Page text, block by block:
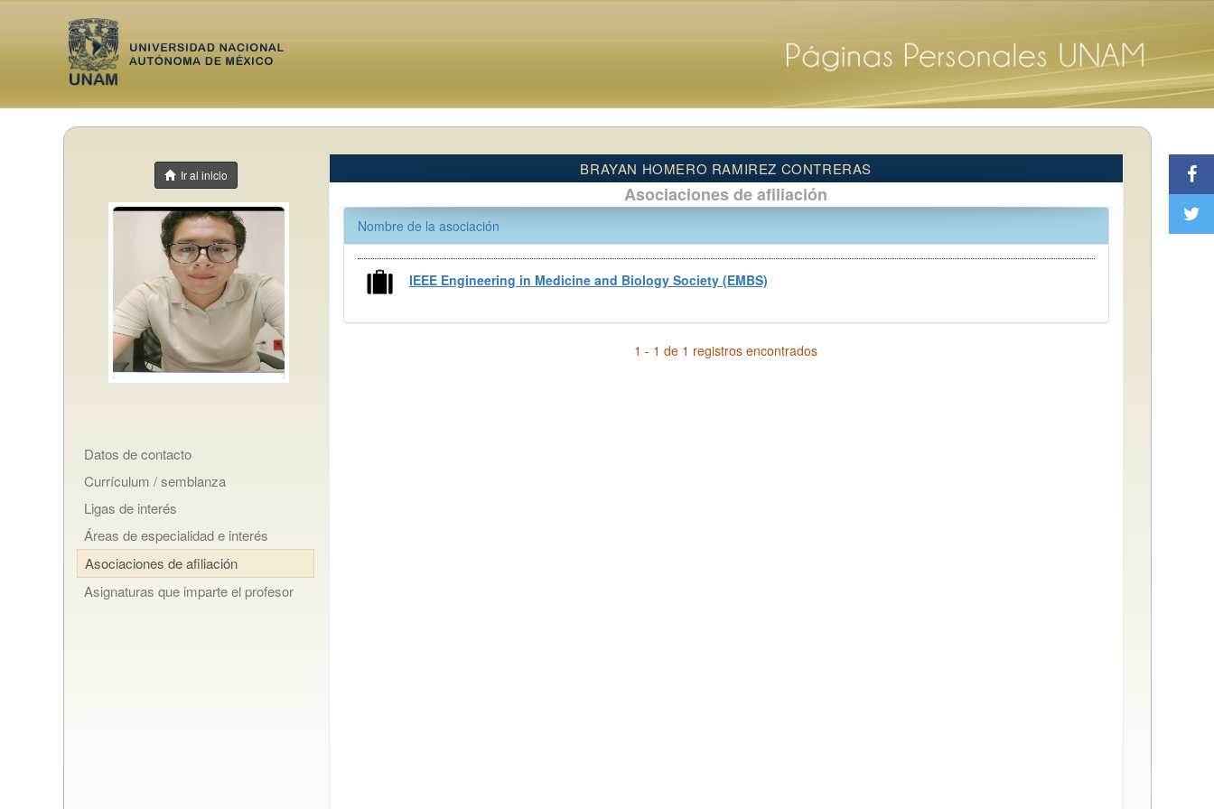
Ir al inicio
Datos de contacto
Currículum / semblanza
Ligas de interés
Áreas de especialidad e interés
Asociaciones de afiliación
Asignaturas que imparte el profesor
BRAYAN HOMERO RAMIREZ CONTRERAS
Asociaciones de afiliación
Nombre de la asociación
IEEE Engineering in Medicine and Biology Society (EMBS)
1 - 1 de 1 registros encontrados